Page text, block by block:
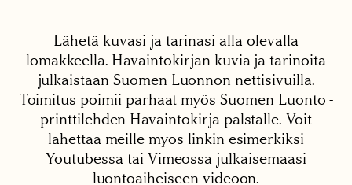
Lähetä kuvasi ja tarinasi alla olevalla
lomakkeella. Havaintokirjan kuvia ja tarinoita
julkaistaan Suomen Luonnon nettisivuilla.
Toimitus poimii parhaat myös Suomen Luonto -
printtilehden Havaintokirja-palstalle. Voit
lähettää meille myös linkin esimerkiksi
Youtubessa tai Vimeossa julkaisemaasi
luontoaiheiseen videoon.